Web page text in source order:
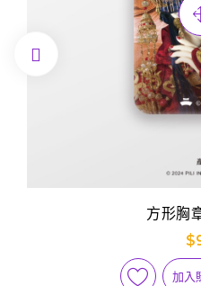
方形胸
加入
